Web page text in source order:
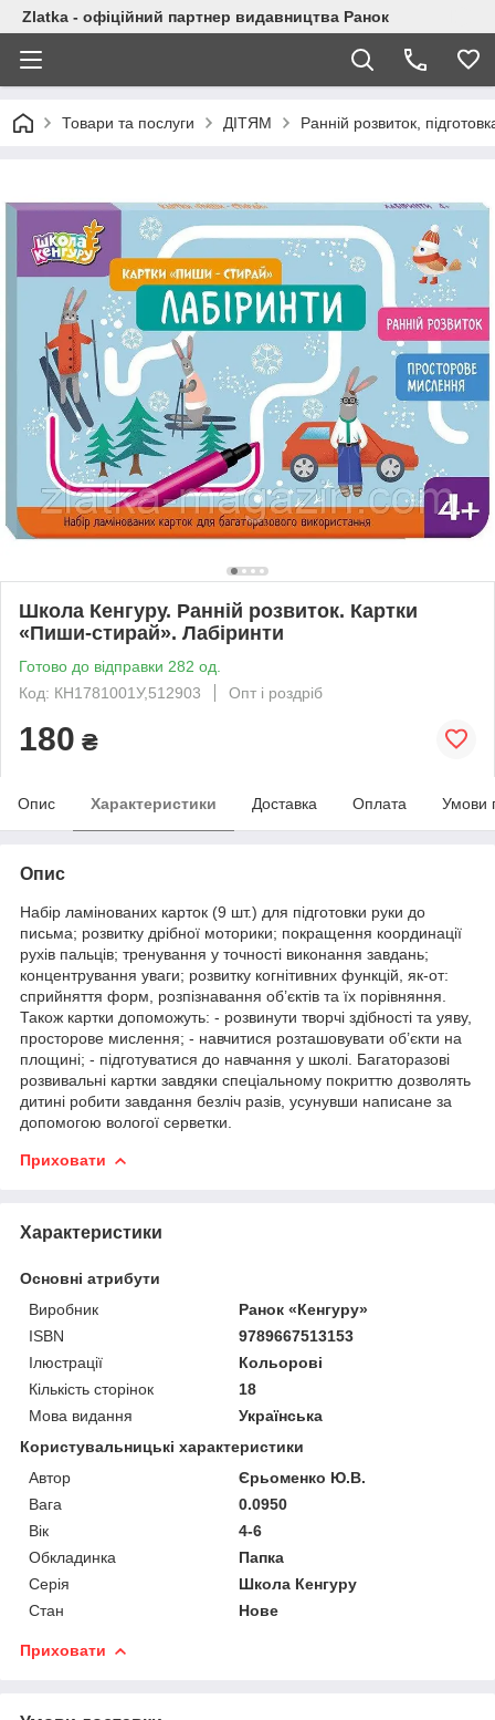
Zlatka - офіційний партнер видавництва Ранок
Товари та послуги ДІТЯМ Ранній розвиток,
Школа Кенгуру. Ранній розвиток. Картки
«Пиши-стирай». Лабіринти
Готово до відправки 282 од.
Код: КН1781001У,512903
Опт і роздріб
180 ₴
Опис Характеристики Доставка Оплата Умови
Опис
Набір ламінованих карток (9 шт.) для підготовки руки до
письма; розвитку дрібної моторики; покращення координації
рухів пальців; тренування у точності виконання завдань;
концентрування уваги; розвитку когнітивних функцій, як-от:
сприйняття форм, розпізнавання об’єктів та їх порівняння.
Також картки допоможуть: - розвинути творчі здібності та уяву,
просторове мислення; - навчитися розташовувати об’єкти на
площині; - підготуватися до навчання у школі. Багаторазові
розвивальні картки завдяки спеціальному покриттю дозволять
дитині робити завдання безліч разів, усунувши написане за
допомогою вологої серветки.
Приховати
Характеристики
Основні атрибути
Виробник
Ранок «Кенгуру»
ISBN
9789667513153
Ілюстрації
Кольорові
Кількість сторінок
18
Мова видання
Українська
Користувальницькі характеристики
Автор
Єрьоменко Ю.В.
Вага
0.0950
Вік
4-6
Обкладинка
Папка
Серія
Школа Кенгуру
Стан
Нове
Приховати